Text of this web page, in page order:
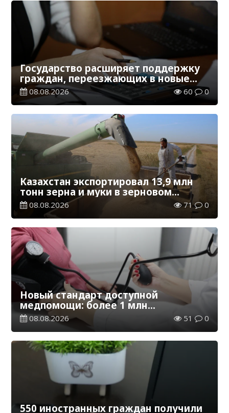
Государство расширяет поддержку
граждан, переезжающих в новые
регионы для работы
08.08.2026 60 0
Казахстан экспортировал 13,9 млн
тонн зерна и муки в зерновом
эквиваленте
08.08.2026 71 0
Новый стандарт доступной
медпомощи: более 1 млн
казахстанцев получили
телемедицинские услуги
08.08.2026 51 0
550 иностранных граждан получили